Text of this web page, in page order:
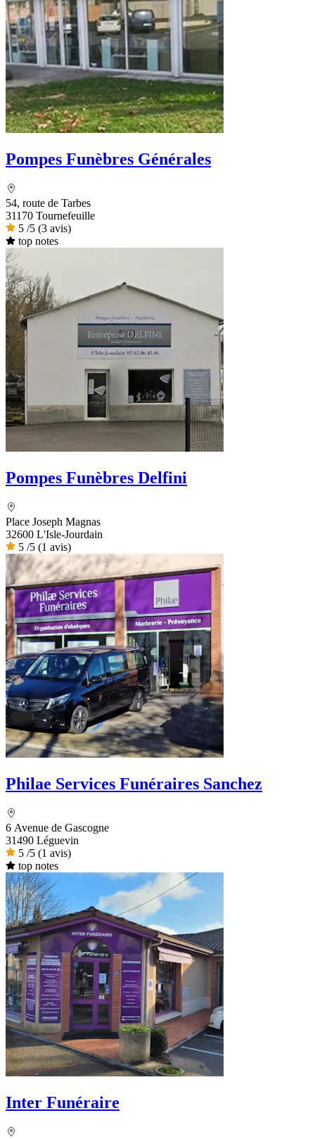
Pompes Funèbres Générales
54, route de Tarbes
31170 Tournefeuille
5 /5 (3 avis)
top notes
Pompes Funèbres Delfini
Place Joseph Magnas
32600 L'Isle-Jourdain
5 /5 (1 avis)
Philae Services Funéraires Sanchez
6 Avenue de Gascogne
31490 Léguevin
5 /5 (1 avis)
top notes
Inter Funéraire